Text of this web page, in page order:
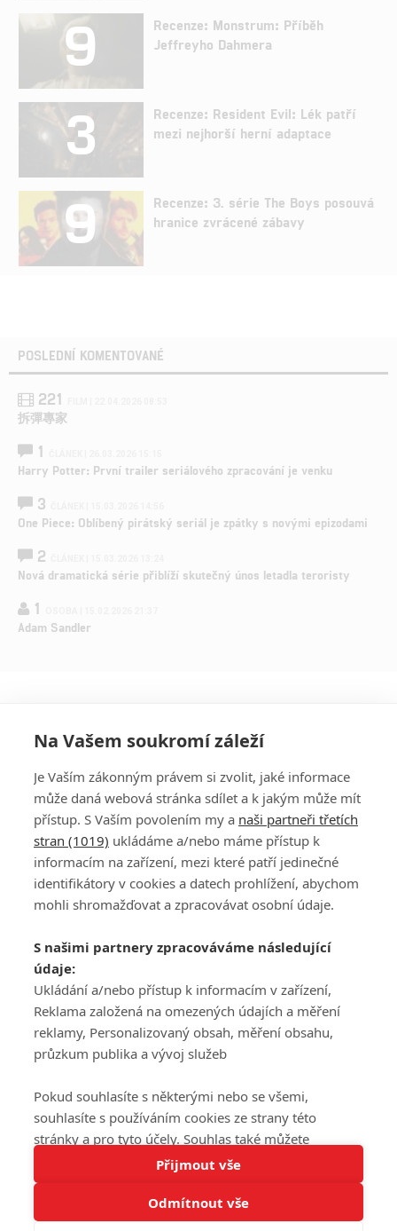
Tato stránka používá soubory cookies.
Rozumím
9
Recenze: Monstrum: Příběh
Jeffreyho Dahmera
3
Recenze: Resident Evil: Lék patří
mezi nejhorší herní adaptace
9
Recenze: 3. série The Boys posouvá
hranice zvrácené zábavy
POSLEDNÍ KOMENTOVANÉ
221
拆彈專家
1
Harry Potter: První trailer seriálového zpracování je venku
3
One Piece: Oblíbený pirátský seriál je zpátky s novými epizodami
2
Nová dramatická série přiblíží skutečný únos letadla teroristy
1
Adam Sandler
PŘIHLÁSIT
REGISTROVAT
DISKUZE
Šéfredaktorkou webu jePetr Slavík, e-mailserialy@fandimefilmu.cz
Máte-li zájem o inzerci na našem webu napište nám na e-mail
studio@koncal.com
Ochrana osobních údajů|Zásady používání cookies |Pravidla webu
Upravit nastavení soukromí
© 2016 – 2026 FandimeSerialum.cz / All rights reserved /
Na Vašem soukromí záleží
Je Vaším zákonným právem si zvolit, jaké informace
může daná webová stránka sdílet a k jakým může mít
přístup. S Vaším povolením my a naši partneři třetích
stran (1019) ukládáme a/nebo máme přístup k
informacím na zařízení, mezi které patří jedinečné
identifikátory v cookies a datech prohlížení, abychom
mohli shromažďovat a zpracovávat osobní údaje.
S našimi partnery zpracováváme následující
údaje:
Ukládání a/nebo přístup k informacím v zařízení,
Reklama založená na omezených údajích a měření
reklamy, Personalizovaný obsah, měření obsahu,
průzkum publika a vývoj služeb
Pokud souhlasíte s některými nebo se všemi,
souhlasíte s používáním cookies ze strany této
stránky a pro tyto účely. Souhlas také můžete
odmítnout, ale v takovém případě vám na stránce
nebudou k dispozici některé personalizované funkce.
Vaše volby souhlasu se budou vztahovat pouze na
tuto webovou stránku. Vaše nastavení a odvolání
Přijmout vše
Odmítnout vše